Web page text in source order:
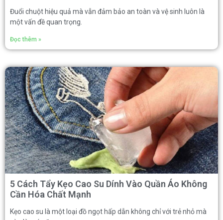
Đuổi chuột hiệu quả mà vẫn đảm bảo an toàn và vệ sinh luôn là
một vấn đề quan trọng.
Đọc thêm »
5 Cách Tẩy Kẹo Cao Su Dính Vào Quần Áo Không
Cần Hóa Chất Mạnh
Kẹo cao su là một loại đồ ngọt hấp dẫn không chỉ với trẻ nhỏ mà